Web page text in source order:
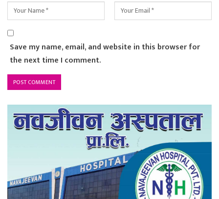
Save my name, email, and website in this browser for
the next time I comment.